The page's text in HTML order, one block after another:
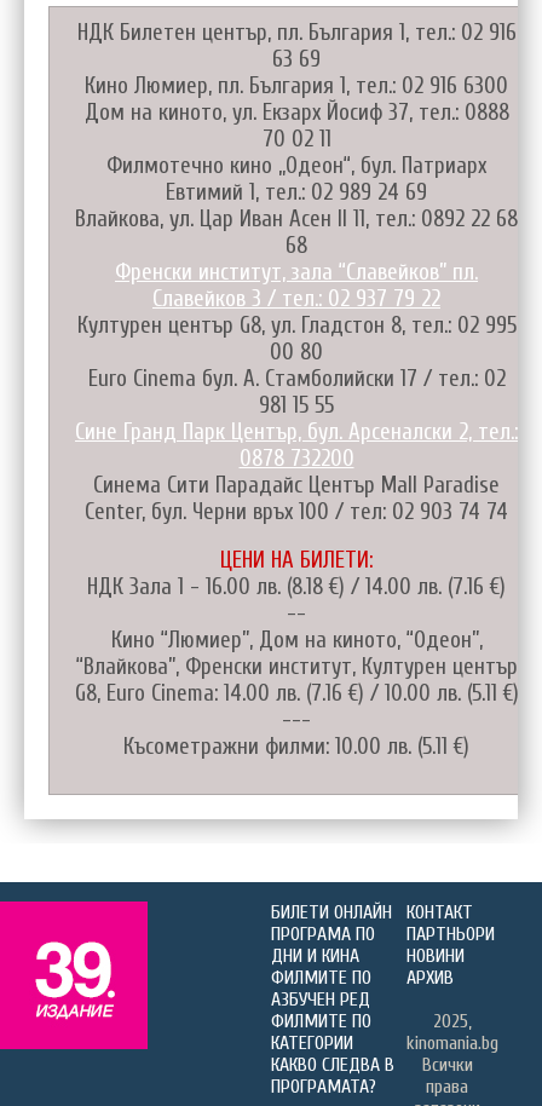
НДК Билетен център, пл. България 1, тел.: 02 916
63 69
Кино Люмиер, пл. България 1, тел.: 02 916 6300
Дом на киното, ул. Екзарх Йосиф 37, тел.: 0888
70 02 11
Филмотечно кино „Одеон“, бул. Патриарх
Евтимий 1, тел.: 02 989 24 69
Влайкова, ул. Цар Иван Асен II 11, тел.: 0892 22 68
68
Френски институт, зала “Славейков” пл.
Славейков 3 / тел.: 02 937 79 22
Културен център G8, ул. Гладстон 8, тел.: 02 995
00 80
Euro Cinema бул. А. Стамболийски 17 / тел.: 02
981 15 55
Сине Гранд Парк Център, бул. Арсеналски 2, тел.:
0878 732200
Синема Сити Парадайс Център Mall Paradise
Center, бул. Черни връх 100 / тел: 02 903 74 74
ЦЕНИ НА БИЛЕТИ:
НДК Зала 1 - 16.00 лв. (8.18 €) / 14.00 лв. (7.16 €)
--
Кино “Люмиер”, Дом на киното, “Одеон”,
“Влайкова”, Френски институт, Културен център
G8, Euro Cinema: 14.00 лв. (7.16 €) / 10.00 лв. (5.11 €)
---
Късометражни филми: 10.00 лв. (5.11 €)
БИЛЕТИ ОНЛАЙН
ПРОГРАМА ПО
ДНИ И КИНА
ФИЛМИТЕ ПО
АЗБУЧЕН РЕД
ФИЛМИТЕ ПО
КАТЕГОРИИ
КАКВО СЛЕДВА В
ПРОГРАМАТА?
КОНТАКТ
ПАРТНЬОРИ
НОВИНИ
АРХИВ
2025,
kinomania.bg
Всички
права